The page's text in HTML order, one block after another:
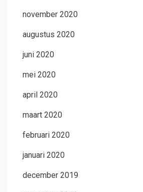
november 2020
augustus 2020
juni 2020
mei 2020
april 2020
maart 2020
februari 2020
januari 2020
december 2019